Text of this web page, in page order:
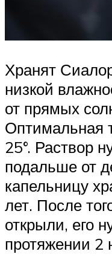
Хранят
низкой
от прямых
Оптимальная
25°. Раствор
подальше от
капельницу
лет. После
открыли, его
протяжении 2